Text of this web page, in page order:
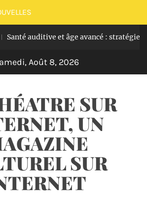
et âge avancé : stratégies
Août 8, 2026
SUR
UN
SUR